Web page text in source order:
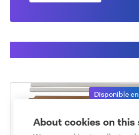
About cookies on this
Disponible